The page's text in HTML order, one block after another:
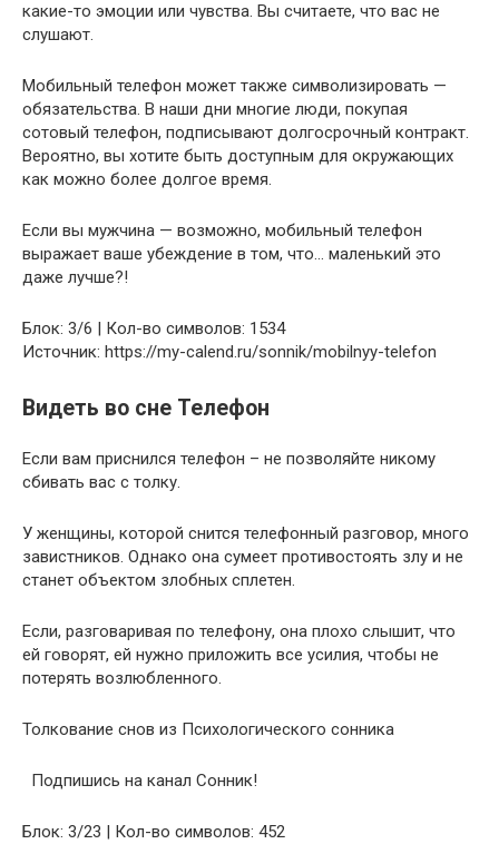
какие-то эмоции или чувства. Вы считаете, что вас не
слушают.
Мобильный телефон может также символизировать —
обязательства. В наши дни многие люди, покупая
сотовый телефон, подписывают долгосрочный контракт.
Вероятно, вы хотите быть доступным для окружающих
как можно более долгое время.
Если вы мужчина — возможно, мобильный телефон
выражает ваше убеждение в том, что… маленький это
даже лучше?!
Блок: 3/6 | Кол-во символов: 1534
Источник: https://my-calend.ru/sonnik/mobilnyy-telefon
Видеть во сне Телефон
Если вам приснился телефон – не позволяйте никому
сбивать вас с толку.
У женщины, которой снится телефонный разговор, много
завистников. Однако она сумеет противостоять злу и не
станет объектом злобных сплетен.
Если, разговаривая по телефону, она плохо слышит, что
ей говорят, ей нужно приложить все усилия, чтобы не
потерять возлюбленного.
Толкование снов из Психологического сонника
Подпишись на канал Сонник!
Блок: 3/23 | Кол-во символов: 452